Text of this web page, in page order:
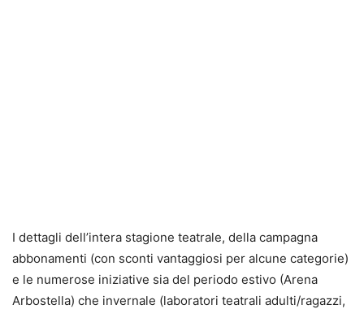
I dettagli dell’intera stagione teatrale, della campagna
abbonamenti (con sconti vantaggiosi per alcune categorie)
e le numerose iniziative sia del periodo estivo (Arena
Arbostella) che invernale (laboratori teatrali adulti/ragazzi,